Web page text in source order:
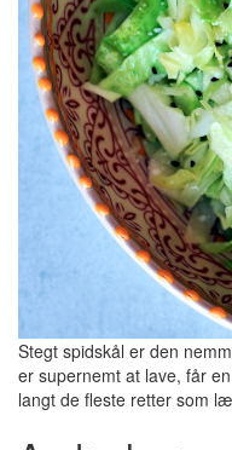
Stegt spidskål er den
er supernemt at lave, får
langt de fleste retter som